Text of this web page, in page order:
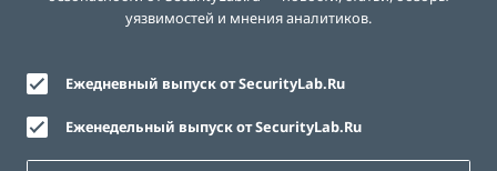
уязвимостей и мнения аналитиков.
Ежедневный выпуск от SecurityLab.Ru
Еженедельный выпуск от SecurityLab.Ru